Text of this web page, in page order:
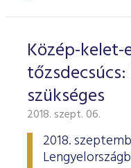
Közép-kelet-
szükséges
2018. szept. 06.
2018.